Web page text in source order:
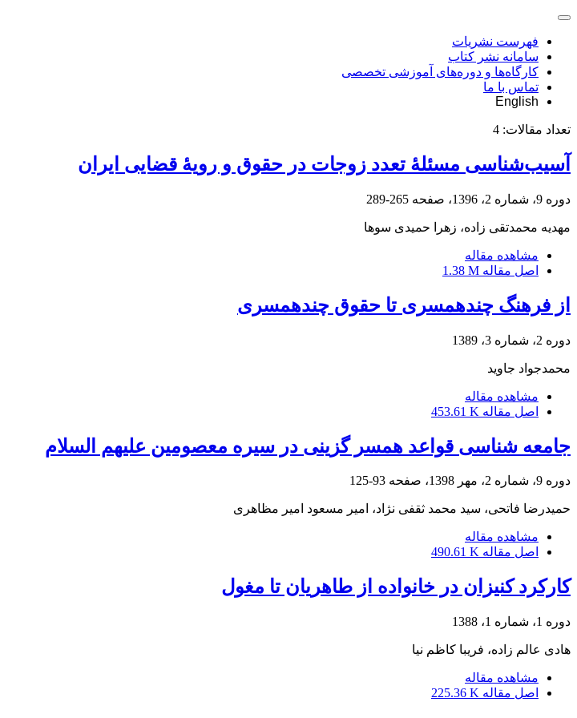
فهرست نشریات
سامانه نشر کتاب
کارگاه‌ها و دوره‌های آموزشی تخصصی
تماس با ما
English
تعداد مقالات: 4
آسیب‌شناسی مسئلۀ تعدد زوجات در حقوق و رویۀ قضایی ایران
دوره 9، شماره 2، 1396، صفحه 265-289
مهدیه محمدتقی زاده، زهرا حمیدی سوها
مشاهده مقاله
اصل مقاله 1.38 M
از فرهنگ چندهمسری تا حقوق چندهمسری
دوره 2، شماره 3، 1389
محمدجواد جاوید
مشاهده مقاله
اصل مقاله 453.61 K
جامعه شناسی قواعد همسر گزینی در سیره معصومین علیهم السلام
دوره 9، شماره 2، مهر 1398، صفحه 93-125
حمیدرضا فاتحی، سید محمد ثقفی نژاد، امیر مسعود امیر مظاهری
مشاهده مقاله
اصل مقاله 490.61 K
کارکرد کنیزان در خانواده از طاهریان تا مغول
دوره 1، شماره 1، 1388
هادی عالم زاده، فریبا کاظم نیا
مشاهده مقاله
اصل مقاله 225.36 K